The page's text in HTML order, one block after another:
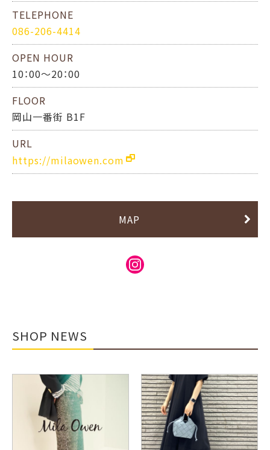
TELEPHONE
086-206-4414
OPEN HOUR
10：00～20：00
FLOOR
岡山一番街 B1F
URL
https://milaowen.com
MAP
SHOP NEWS